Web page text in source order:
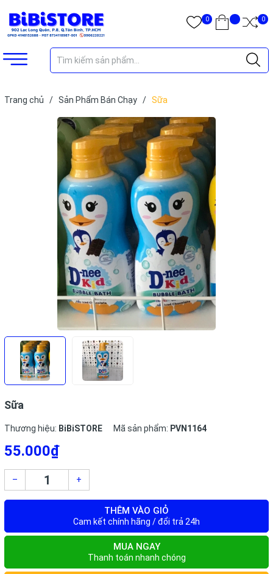
0 0
Trang chủ / Sản Phẩm Bán Chạy / Sữa
Sữa
Thương hiệu: BiBiSTORE Mã sản phẩm: PVN1164
55.000₫
– +
THÊM VÀO GIỎ
Cam kết chính hãng / đổi trả 24h
MUA NGAY
Thanh toán nhanh chóng